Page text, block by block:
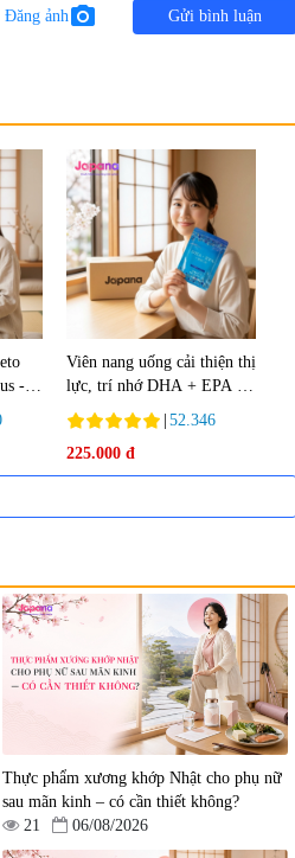
Đăng ảnh photo_camera Gửi bình luận
-
Viên nang uống cải thiện thị
lực, trí nhớ DHA + EPA +
Flaxseed Oil 30 viên/gói -
Date 02/2027
52.346
225.000 đ
Viên uống hỗ trợ cải thiện
thoát vị đĩa đệm Kyoto Has
30 viên
1.600.000 đ
Thực phẩm xương khớp Nhật cho phụ nữ
sau mãn kinh – có cần thiết không?
21
06/08/2026